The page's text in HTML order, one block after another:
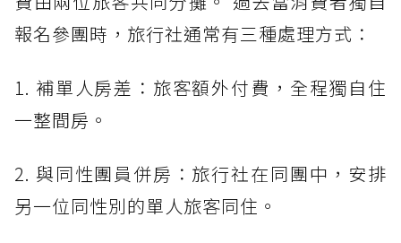
報名參團時，旅行社通常有三種處理方式：
1. 補單人房差：旅客額外付費，全程獨自住
一整間房。
2. 與同性團員併房：旅行社在同團中，安排
另一位同性別的單人旅客同住。